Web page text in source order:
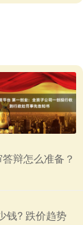
辩怎么准备？
钱? 跌价趋势